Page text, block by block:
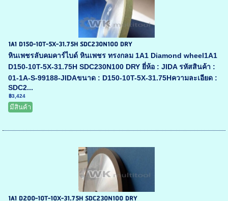
1A1 D150-10T-5X-31.75H SDC230N100 DRY
หินเพชรลับคมคาร์ไบด์ หินเพชร ทรงกลม 1A1 Diamond wheel1A1
D150-10T-5X-31.75H SDC230N100 DRY ยี่ห้อ : JIDA รหัสสินค้า :
01-1A-S-99188-JIDAขนาด : D150-10T-5X-31.75Hความละเอียด :
SDC2...
฿3,424
มีสินค้า
1A1 D200-10T-10X-31.75H SDC230N100 DRY